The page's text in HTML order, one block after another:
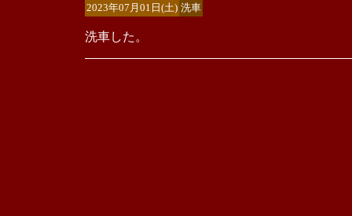
2023年07月01日(土) 洗車
洗車した。